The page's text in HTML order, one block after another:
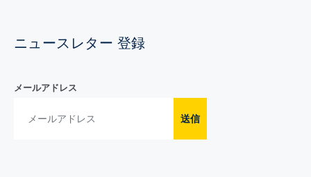
ニュースレター 登録
メールアドレス
送信